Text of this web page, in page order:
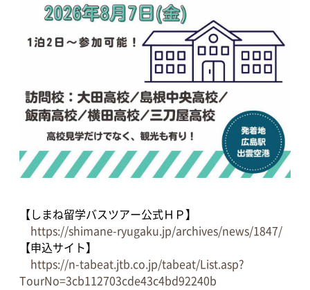
【しまね留学バスツアー公式ＨＰ】
https://shimane-ryugaku.jp/archives/news/1847/
【申込サイト】
https://n-tabeat.jtb.co.jp/tabeat/List.asp?
TourNo=3cb112703cde43c4bd92240b